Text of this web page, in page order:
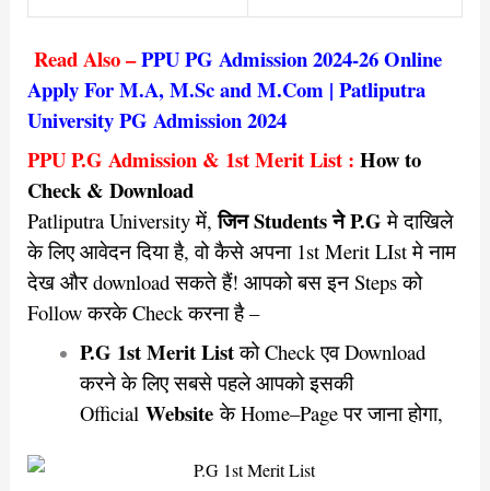
Read Also –PPU PG Admission 2024-26 Online
Apply For M.A, M.Sc and M.Com | Patliputra
University PG Admission 2024
PPU P.G Admission & 1st Merit List : How to
Check & Download
Patliputra University में,जिन Students ने P.Gमे दाखिले
के लिए आवेदन दिया है, वो कैसे अपना 1st Merit LIst मे नाम
देख और download सकते हैं! आपको बस इन Steps को
Follow करके Check करना है –
P.G 1st Merit Listको Check एव Download
करने के लिए सबसे पहले आपको इसकी
OfficialWebsiteके Home–Page पर जाना होगा,